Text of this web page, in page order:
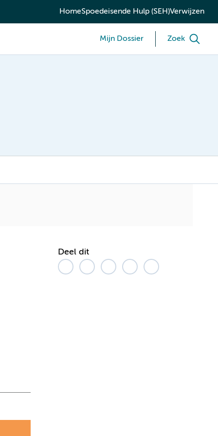
HomeSpoedeisende Hulp (SEH)Verwijzen
Mijn Dossier Zoek
Deel dit